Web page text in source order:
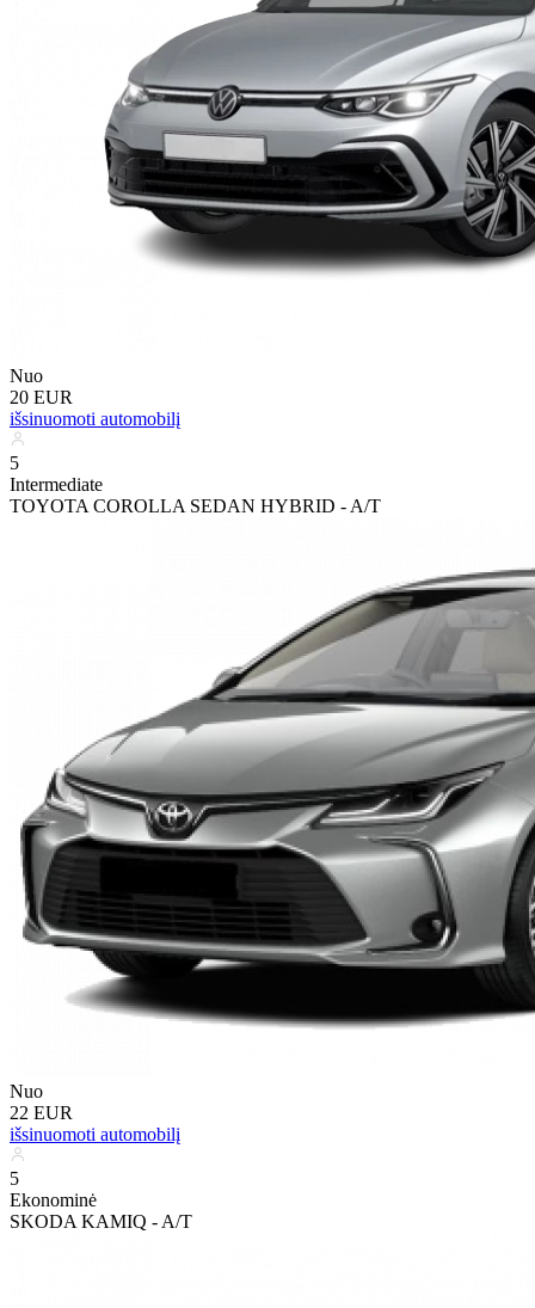
Nuo
20 EUR
išsinuomoti automobilį
5
Intermediate
TOYOTA COROLLA SEDAN HYBRID - A/T
Nuo
22 EUR
išsinuomoti automobilį
5
Ekonominė
SKODA KAMIQ - A/T